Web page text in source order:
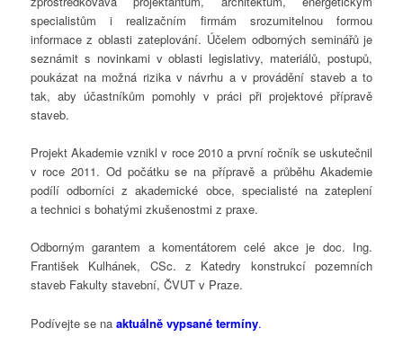
specialistům i realizačním firmám srozumitelnou formou
informace z oblasti zateplování. Účelem odborných seminářů je
seznámit s novinkami v oblasti legislativy, materiálů, postupů,
poukázat na možná rizika v návrhu a v provádění staveb a to
tak, aby účastníkům pomohly v práci při projektové přípravě
staveb.
Projekt Akademie vznikl v roce 2010 a první ročník se uskutečnil
v roce 2011. Od počátku se na přípravě a průběhu Akademie
podílí odborníci z akademické obce, specialisté na zateplení
a technici s bohatými zkušenostmi z praxe.
Odborným garantem a komentátorem celé akce je doc. Ing.
František Kulhánek, CSc. z Katedry konstrukcí pozemních
staveb Fakulty stavební, ČVUT v Praze.
Podívejte se na aktuálně vypsané termíny.